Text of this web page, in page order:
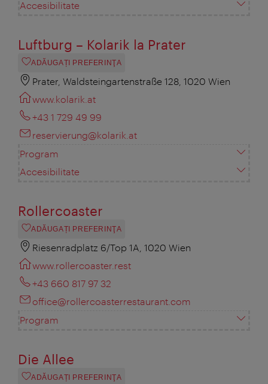
Accesibilitate
Luftburg – Kolarik la Prater
ADĂUGAȚI PREFERINŢA
Prater, Waldsteingartenstraße 128, 1020 Wien
www.kolarik.at
+43 1 729 49 99
reservierung@kolarik.at
Program
Accesibilitate
Rollercoaster
ADĂUGAȚI PREFERINŢA
Riesenradplatz 6/Top 1A, 1020 Wien
www.rollercoaster.rest
+43 660 817 97 32
office@rollercoasterrestaurant.com
Program
Die Allee
ADĂUGAȚI PREFERINŢA